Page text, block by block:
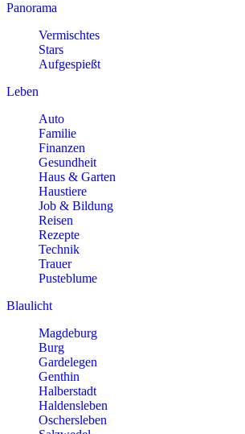
Panorama
Vermischtes
Stars
Aufgespießt
Leben
Auto
Familie
Finanzen
Gesundheit
Haus & Garten
Haustiere
Job & Bildung
Reisen
Rezepte
Technik
Trauer
Pusteblume
Blaulicht
Magdeburg
Burg
Gardelegen
Genthin
Halberstadt
Haldensleben
Oschersleben